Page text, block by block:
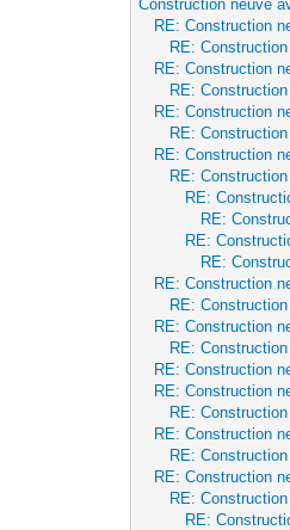
Construction neuve
RE: Construction
RE:
RE: Construction
RE:
RE: Construction
RE:
RE: Construction
RE:
RE:
RE:
RE:
RE:
RE: Construction
RE:
RE: Construction
RE:
RE: Construction
RE: Construction
RE:
RE: Construction
RE:
RE: Construction
RE:
RE: